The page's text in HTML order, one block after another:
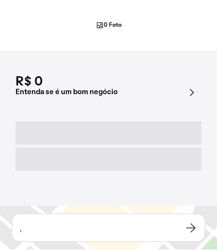
R$ 0
Entenda se é um bom negócio
0 Foto
,